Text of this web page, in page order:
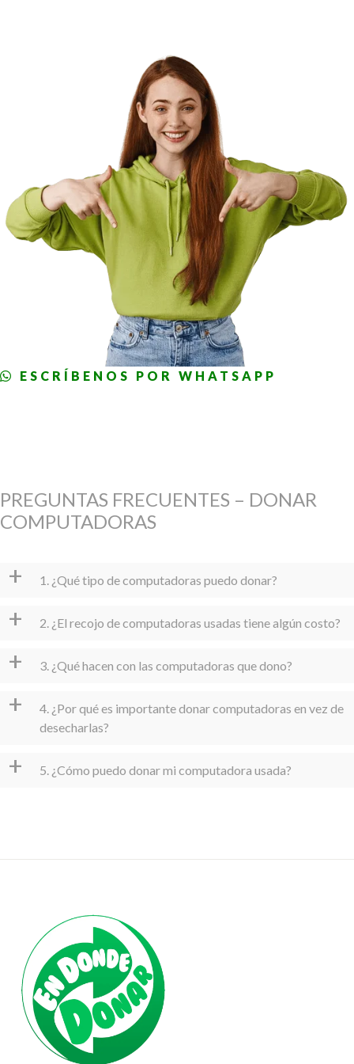
ESCRÍBENOS POR WHATSAPP
PREGUNTAS FRECUENTES – DONAR
COMPUTADORAS
+ 1. ¿Qué tipo de computadoras puedo donar?
+ 2. ¿El recojo de computadoras usadas tiene algún costo?
+ 3. ¿Qué hacen con las computadoras que dono?
+
4. ¿Por qué es importante donar computadoras en vez de
desecharlas?
+ 5. ¿Cómo puedo donar mi computadora usada?